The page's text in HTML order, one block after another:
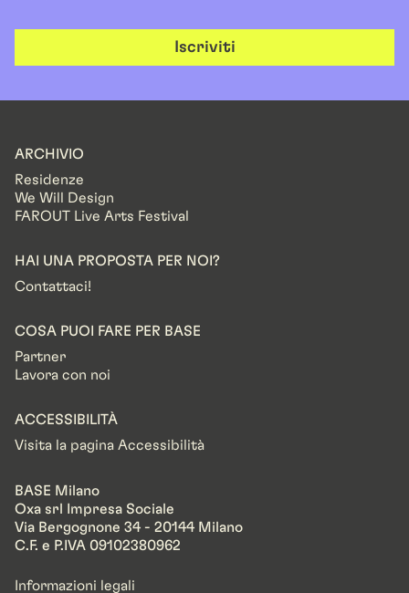
Iscriviti
ARCHIVIO
Residenze
We Will Design
FAROUT Live Arts Festival
HAI UNA PROPOSTA PER NOI?
Contattaci!
COSA PUOI FARE PER BASE
Partner
Lavora con noi
ACCESSIBILITÀ
Visita la pagina Accessibilità
BASE Milano
Oxa srl Impresa Sociale
Via Bergognone 34 - 20144 Milano
C.F. e P.IVA 09102380962
Informazioni legali